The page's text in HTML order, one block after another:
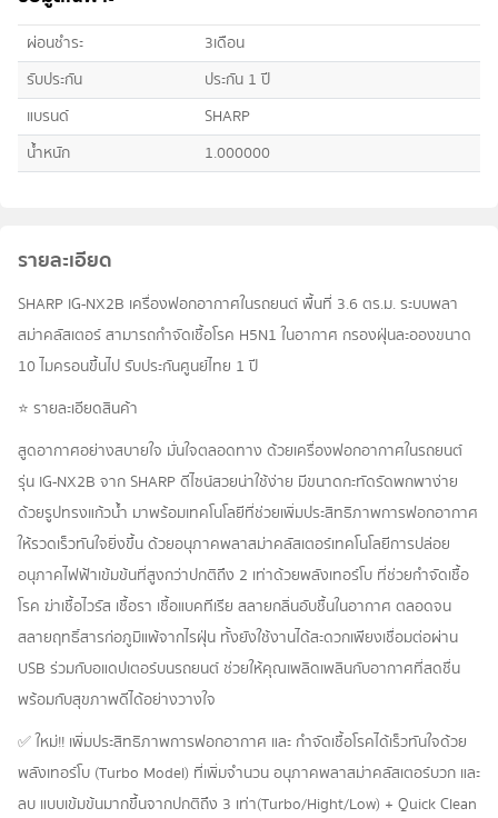
ผ่อนชำระ
3เดือน
รับประกัน
ประกัน 1 ปี
แบรนด์
SHARP
น้ำหนัก
1.000000
รายละเอียด
SHARP IG-NX2B เครื่องฟอกอากาศในรถยนต์ พื้นที่ 3.6 ตร.ม. ระบบพลา
สม่าคลัสเตอร์ สามารถกำจัดเชื้อโรค H5N1 ในอากาศ กรองฝุ่นละอองขนาด
10 ไมครอนขึ้นไป รับประกันศูนย์ไทย 1 ปี
⭐️ รายละเอียดสินค้า
สูดอากาศอย่างสบายใจ มั่นใจตลอดทาง ด้วยเครื่องฟอกอากาศในรถยนต์
รุ่น IG-NX2B จาก SHARP ดีไซน์สวยน่าใช้ง่าย มีขนาดกะทัดรัดพกพาง่าย
ด้วยรูปทรงแก้วน้ำ มาพร้อมเทคโนโลยีที่ช่วยเพิ่มประสิทธิภาพการฟอกอากาศ
ให้รวดเร็วทันใจยิ่งขึ้น ด้วยอนุภาคพลาสม่าคลัสเตอร์เทคโนโลยีการปล่อย
อนุภาคไฟฟ้าเข้มข้นที่สูงกว่าปกติถึง 2 เท่าด้วยพลังเทอร์โบ ที่ช่วยกำจัดเชื้อ
โรค ฆ่าเชื้อไวรัส เชื้อรา เชื้อแบคทีเรีย สลายกลิ่นอับชื้นในอากาศ ตลอดจน
สลายฤทธิ์สารก่อภูมิแพ้จากไรฝุ่น ทั้งยังใช้งานได้สะดวกเพียงเชื่อมต่อผ่าน
USB ร่วมกับอแดปเตอร์บนรถยนต์ ช่วยให้คุณเพลิดเพลินกับอากาศที่สดชื่น
พร้อมกับสุขภาพดีได้อย่างวางใจ
✅ ใหม่!! เพิ่มประสิทธิภาพการฟอกอากาศ และ กำจัดเชื้อโรคได้เร็วทันใจด้วย
พลังเทอร์โบ (Turbo Model) ที่เพิ่มจำนวน อนุภาคพลาสม่าคลัสเตอร์บวก และ
ลบ แบบเข้มข้นมากขึ้นจากปกติถึง 3 เท่า(Turbo/Hight/Low) + Quick Clean